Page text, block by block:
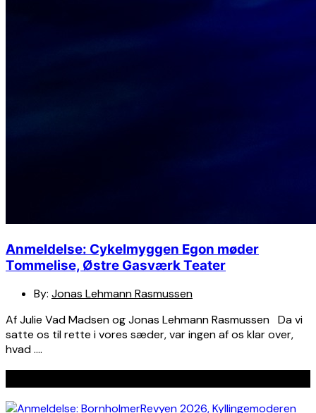
Anmeldelse: Cykelmyggen Egon møder
Tommelise, Østre Gasværk Teater
By: Jonas Lehmann Rasmussen
Af Julie Vad Madsen og Jonas Lehmann Rasmussen Da vi
satte os til rette i vores sæder, var ingen af os klar over,
hvad ….